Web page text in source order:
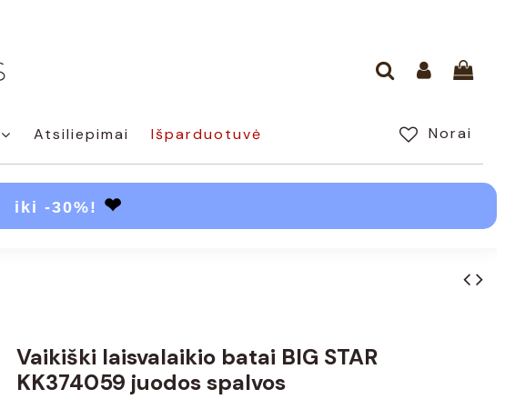
Atsiliepimai Norai
Išparduotuvė
iki -30%! ❤
Vaikiški laisvalaikio batai BIG STAR
KK374059 juodos spalvos